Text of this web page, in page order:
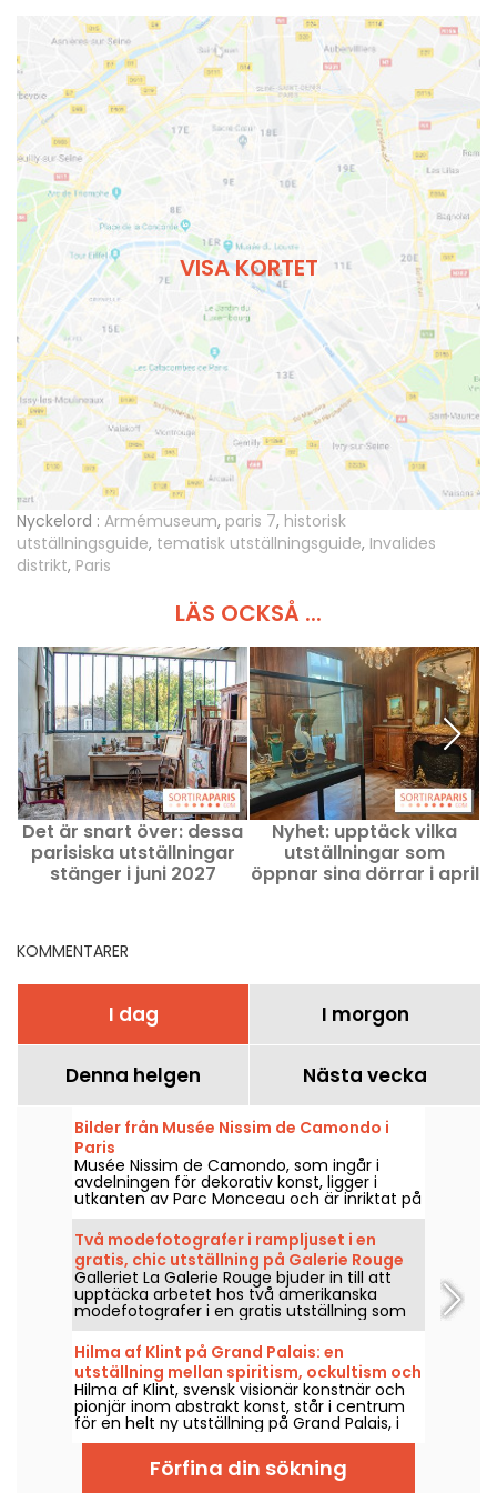
VISA KORTET
Nyckelord : Armémuseum, paris 7, historisk
utställningsguide, tematisk utställningsguide, Invalides
distrikt, Paris
LÄS OCKSÅ ...
Det är snart över: dessa
parisiska utställningar
stänger i juni 2027
Nyhet: upptäck vilka
utställningar som
öppnar sina dörrar i april
KOMMENTARER
I dag I morgon
Denna helgen Nästa vecka
Bilder från Musée Nissim de Camondo i
Paris
Musée Nissim de Camondo, som ingår i
avdelningen för dekorativ konst, ligger i
utkanten av Parc Monceau och är inriktat på
fransk dekorativ konst från andra hälften av
1600-talet.
Två modefotografer i rampljuset i en
gratis, chic utställning på Galerie Rouge
Galleriet La Galerie Rouge bjuder in till att
upptäcka arbetet hos två amerikanska
modefotografer i en gratis utställning som
visas 29 maj–19 september 2026.
Hilma af Klint på Grand Palais: en
utställning mellan spiritism, ockultism och
abstraktion
Hilma af Klint, svensk visionär konstnär och
pionjär inom abstrakt konst, står i centrum
för en helt ny utställning på Grand Palais, i
samarbete med Centre Pompidou, 6 maj–
30 augusti 2026. Hennes mystiska verk,
närda av spiritism och det ockulta, visas för
första gången i Frankrike i en presentation
Förfina din sökning